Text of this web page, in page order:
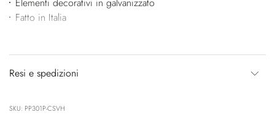
Fatto in Italia
Resi e spedizioni
SKU: PP301P-CSVH